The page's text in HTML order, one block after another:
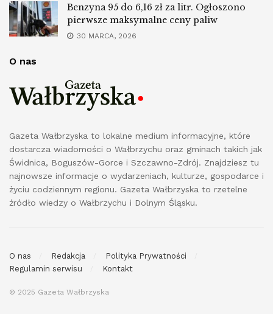
Benzyna 95 do 6,16 zł za litr. Ogłoszono
pierwsze maksymalne ceny paliw
30 MARCA, 2026
O nas
Gazeta Wałbrzyska to lokalne medium informacyjne, które
dostarcza wiadomości o Wałbrzychu oraz gminach takich jak
Świdnica, Boguszów-Gorce i Szczawno-Zdrój. Znajdziesz tu
najnowsze informacje o wydarzeniach, kulturze, gospodarce i
życiu codziennym regionu. Gazeta Wałbrzyska to rzetelne
źródło wiedzy o Wałbrzychu i Dolnym Śląsku.
O nas Redakcja
Polityka Prywatności
Regulamin serwisu
Kontakt
© 2025 Gazeta Wałbrzyska